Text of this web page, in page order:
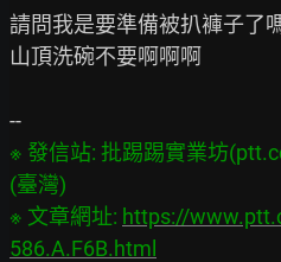
請問我是要準備被扒褲子了
山頂洗碗不要啊啊啊
※ 發信站: 批踢踢實業坊
(臺灣)
※ 文章網址: https://
586.A.F6B.html